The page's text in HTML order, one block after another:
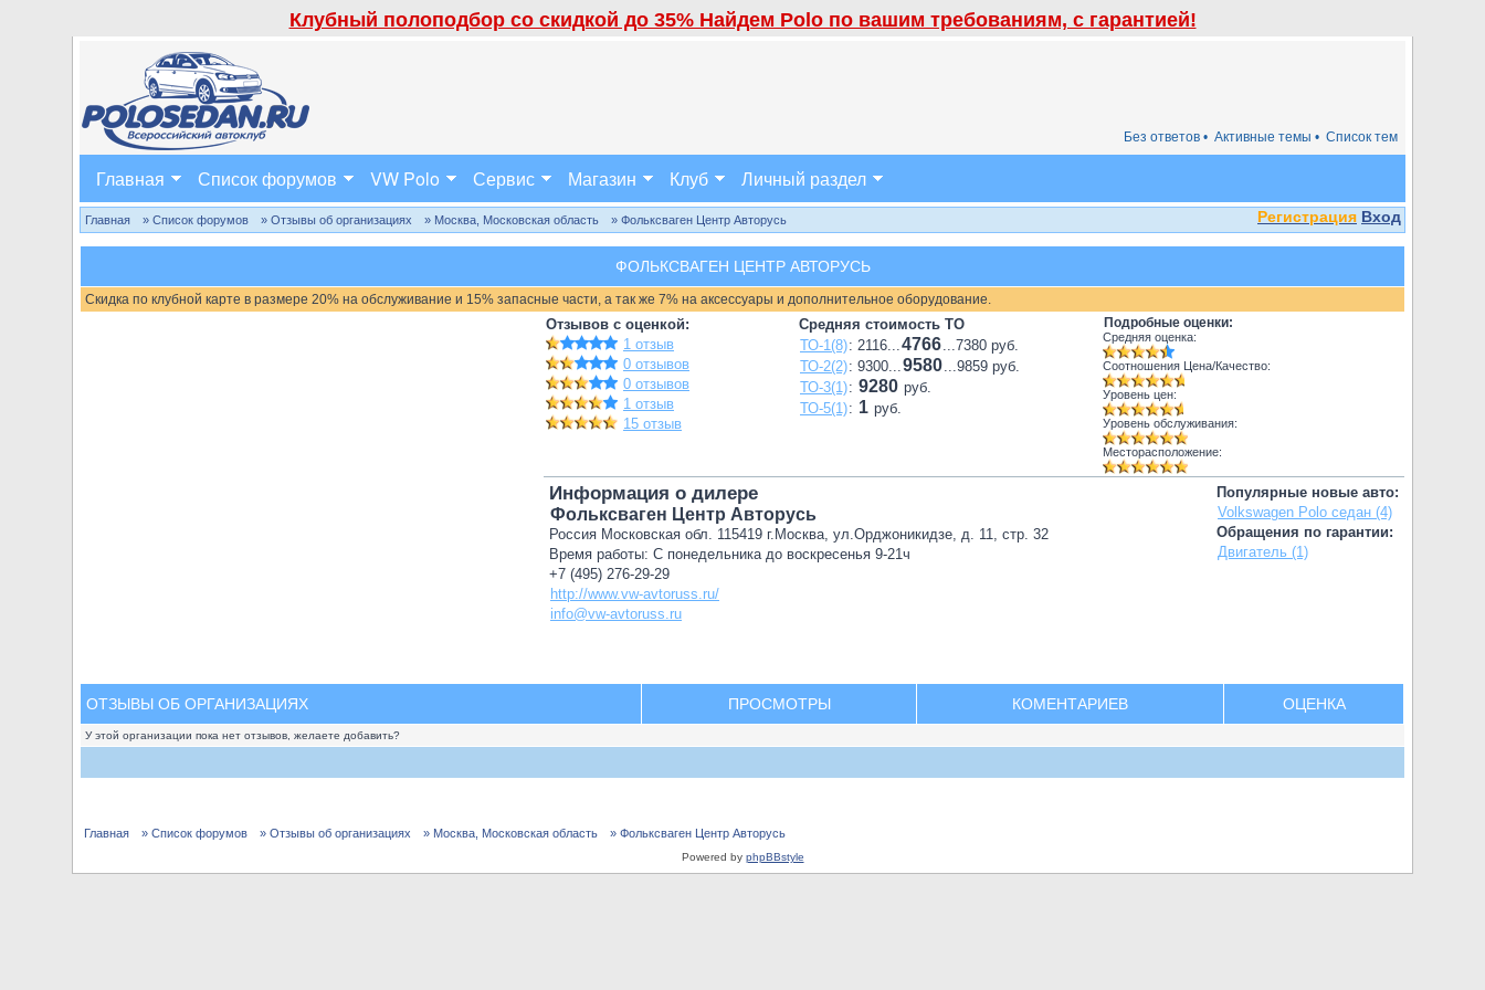
Клубный полоподбор со скидкой до 35% Найдем Polo по вашим требованиям, с гарантией!
Список тем
Активные темы •
Без ответов •
Главная Список форумов VW Polo Сервис Магазин Клуб Личный раздел
Регистрация Вход
Главная » Список форумов » Отзывы об организациях » Москва, Московская область » Фольксваген Центр Авторусь
ФОЛЬКСВАГЕН ЦЕНТР АВТОРУСЬ
Скидка по клубной карте в размере 20% на обслуживание и 15% запасные части, а так же 7% на аксессуары и дополнительное оборудование.
Отзывов с оценкой:
1 отзыв
0 отзывов
0 отзывов
1 отзыв
15 отзыв
Средняя стоимость ТО
ТО-1(8): 2116...4766...7380 руб.
ТО-2(2): 9300...9580...9859 руб.
ТО-3(1): 9280 руб.
ТО-5(1): 1 руб.
Подробные оценки:
Средняя оценка:
Соотношения Цена/Качество:
Уровень цен:
Уровень обслуживания:
Месторасположение:
Популярные новые авто:
Volkswagen Polo седан (4)
Обращения по гарантии:
Двигатель (1)
Информация о дилере
Фольксваген Центр Авторусь
Россия Московская обл. 115419 г.Москва, ул.Орджоникидзе, д. 11, стр. 32
Время работы: С понедельника до воскресенья 9-21ч
+7 (495) 276-29-29
http://www.vw-avtoruss.ru/
info@vw-avtoruss.ru
ОТЗЫВЫ ОБ ОРГАНИЗАЦИЯХ ПРОСМОТРЫ КОМЕНТАРИЕВ ОЦЕНКА
У этой организации пока нет отзывов, желаете добавить?
Главная » Список форумов » Отзывы об организациях » Москва, Московская область » Фольксваген Центр Авторусь
Powered by phpBBstyle